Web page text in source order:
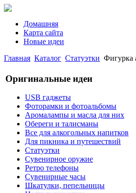
Домашняя
Карта сайта
Новые идеи
Главная Каталог Статуэтки Фигурка
Оригинальные идеи
USB гаджеты
Фоторамки и фотоальбомы
Аромалампы и масла для них
Обереги и талисманы
Все для алкогольных напитков
Для пикника и путешествий
Статуэтки
Сувенирное оружие
Ретро телефоны
Сувенирные часы
Шкатулки, пепельницы